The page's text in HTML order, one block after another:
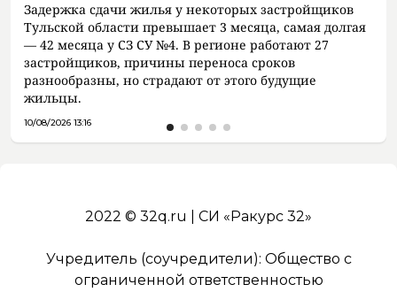
Задержка сдачи жилья у некоторых застройщиков
Тульской области превышает 3 месяца, самая долгая
— 42 месяца у СЗ СУ №4. В регионе работают 27
застройщиков, причины переноса сроков
разнообразны, но страдают от этого будущие
жильцы.
10/08/2026 13:16
2022 © 32q.ru | СИ «Ракурс 32»
Учредитель (соучредители): Общество с
ограниченной ответственностью